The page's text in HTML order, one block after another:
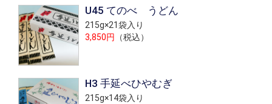
U45 てのべ うどん
215g×21袋入り
3,850円
（税込）
H3 手延べひやむぎ
215g×14袋入り